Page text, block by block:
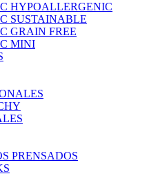
HYPOALLERGENIC
SUSTAINABLE
GRAIN FREE
MINI
PRENSADOS